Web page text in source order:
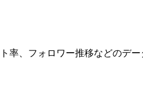
率、フォロワー推移などのデー